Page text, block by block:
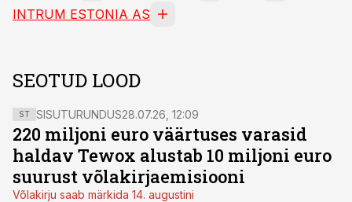
INTRUM ESTONIA AS
SEOTUD LOOD
ST SISUTURUNDUS28.07.26, 12:09
220 miljoni euro väärtuses varasid
haldav Tewox alustab 10 miljoni euro
suurust võlakirjaemisiooni
Võlakirju saab märkida 14. augustini